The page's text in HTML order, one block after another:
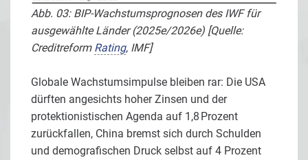
Abb. 03: BIP-Wachstumsprognosen des IWF für
ausgewählte Länder (2025e/2026e) [Quelle:
Creditreform Rating, IMF]
Globale Wachstumsimpulse bleiben rar: Die USA
dürften angesichts hoher Zinsen und der
protektionistischen Agenda auf 1,8 Prozent
zurückfallen, China bremst sich durch Schulden
und demografischen Druck selbst auf 4 Prozent